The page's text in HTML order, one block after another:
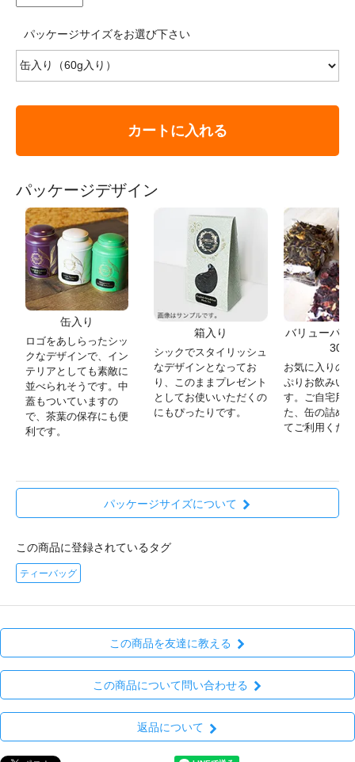
パッケージサイズをお選び下さい
カートに入れる
パッケージデザイン
缶入り
ロゴをあしらったシッ
クなデザインで、イン
テリアとしても素敵に
並べられそうです。中
蓋もついていますの
で、茶葉の保存にも便
利です。
箱入り
シックでスタイリッシュ
なデザインとなってお
り、このままプレゼント
としてお使いいただくの
にもぴったりです。
バリューパッ
30g)
お気に入りの
ぷりお飲みい
す。ご自宅用
た、缶の詰め
てご利用くだ
パッケージサイズについて
この商品に登録されているタグ
ティーバッグ
この商品を友達に教える
この商品について問い合わせる
返品について